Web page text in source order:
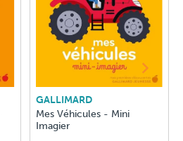
GALLIMARD
Mes Véhicules - Mini
Imagier